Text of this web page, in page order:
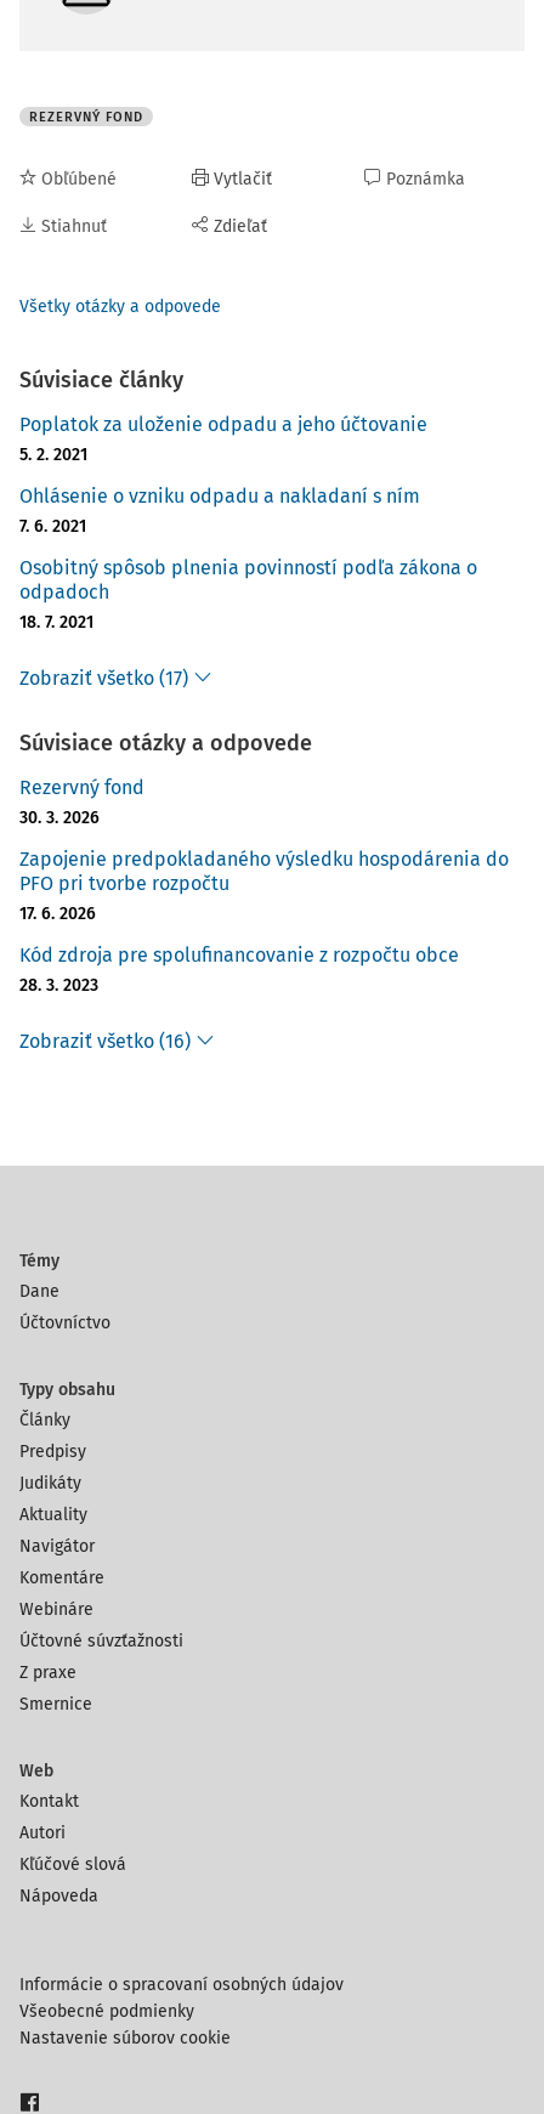
REZERVNÝ FOND
Obľúbené
Stiahnuť
Vytlačiť
Zdieľať
Poznámka
Všetky otázky a odpovede
Súvisiace články
Poplatok za uloženie odpadu a jeho účtovanie
5. 2. 2021
Ohlásenie o vzniku odpadu a nakladaní s ním
7. 6. 2021
Osobitný spôsob plnenia povinností podľa zákona o
odpadoch
18. 7. 2021
Zobraziť všetko (17)
Súvisiace otázky a odpovede
Rezervný fond
30. 3. 2026
Zapojenie predpokladaného výsledku hospodárenia do
PFO pri tvorbe rozpočtu
17. 6. 2026
Kód zdroja pre spolufinancovanie z rozpočtu obce
28. 3. 2023
Zobraziť všetko (16)
Témy
Dane
Účtovníctvo
Typy obsahu
Články
Predpisy
Judikáty
Aktuality
Navigátor
Komentáre
Webináre
Účtovné súvzťažnosti
Z praxe
Smernice
Web
Kontakt
Autori
Kľúčové slová
Nápoveda
Informácie o spracovaní osobných údajov
Všeobecné podmienky
Nastavenie súborov cookie